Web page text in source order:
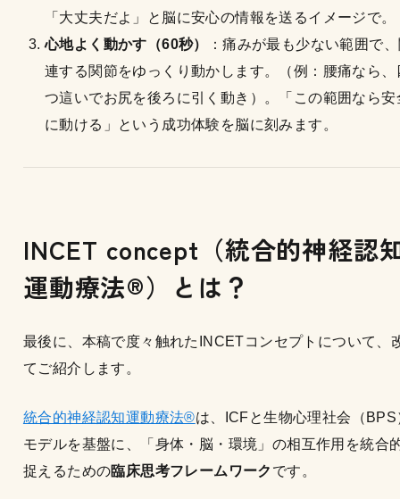
「大丈夫だよ」と脳に安心の情報を送るイメージで。
心地よく動かす（60秒）
：痛みが最も少ない範囲で
連する関節をゆっくり動かします。（例：腰痛なら、
つ這いでお尻を後ろに引く動き）。「この範囲なら安
に動ける」という成功体験を脳に刻みます。
INCET concept（統合的神経認
運動療法®︎）とは？
最後に、本稿で度々触れたINCETコンセプトについて、
てご紹介します。
統合的神経認知運動療法®は、ICFと生物心理社会（BPS
モデルを基盤に、「身体・脳・環境」の相互作用を統合
捉えるための臨床思考フレームワーク です。